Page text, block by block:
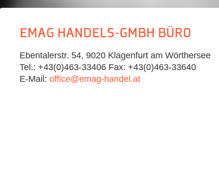
EMAG HANDELS-GMBH BÜRO
Ebentalerstr. 54, 9020 Klagenfurt am Wörthersee
Tel.: +43(0)463-33406 Fax: +43(0)463-33640
E-Mail: office@emag-handel.at